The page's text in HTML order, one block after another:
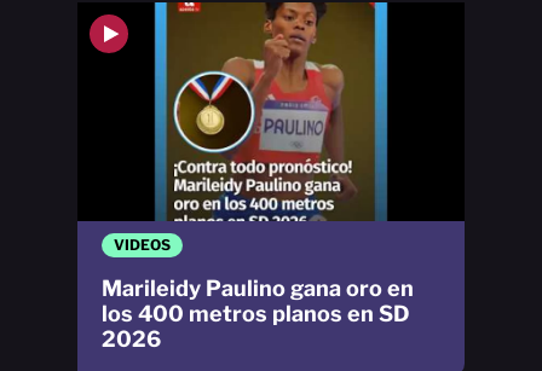
VIDEOS
Marileidy Paulino gana oro en
los 400 metros planos en SD
2026